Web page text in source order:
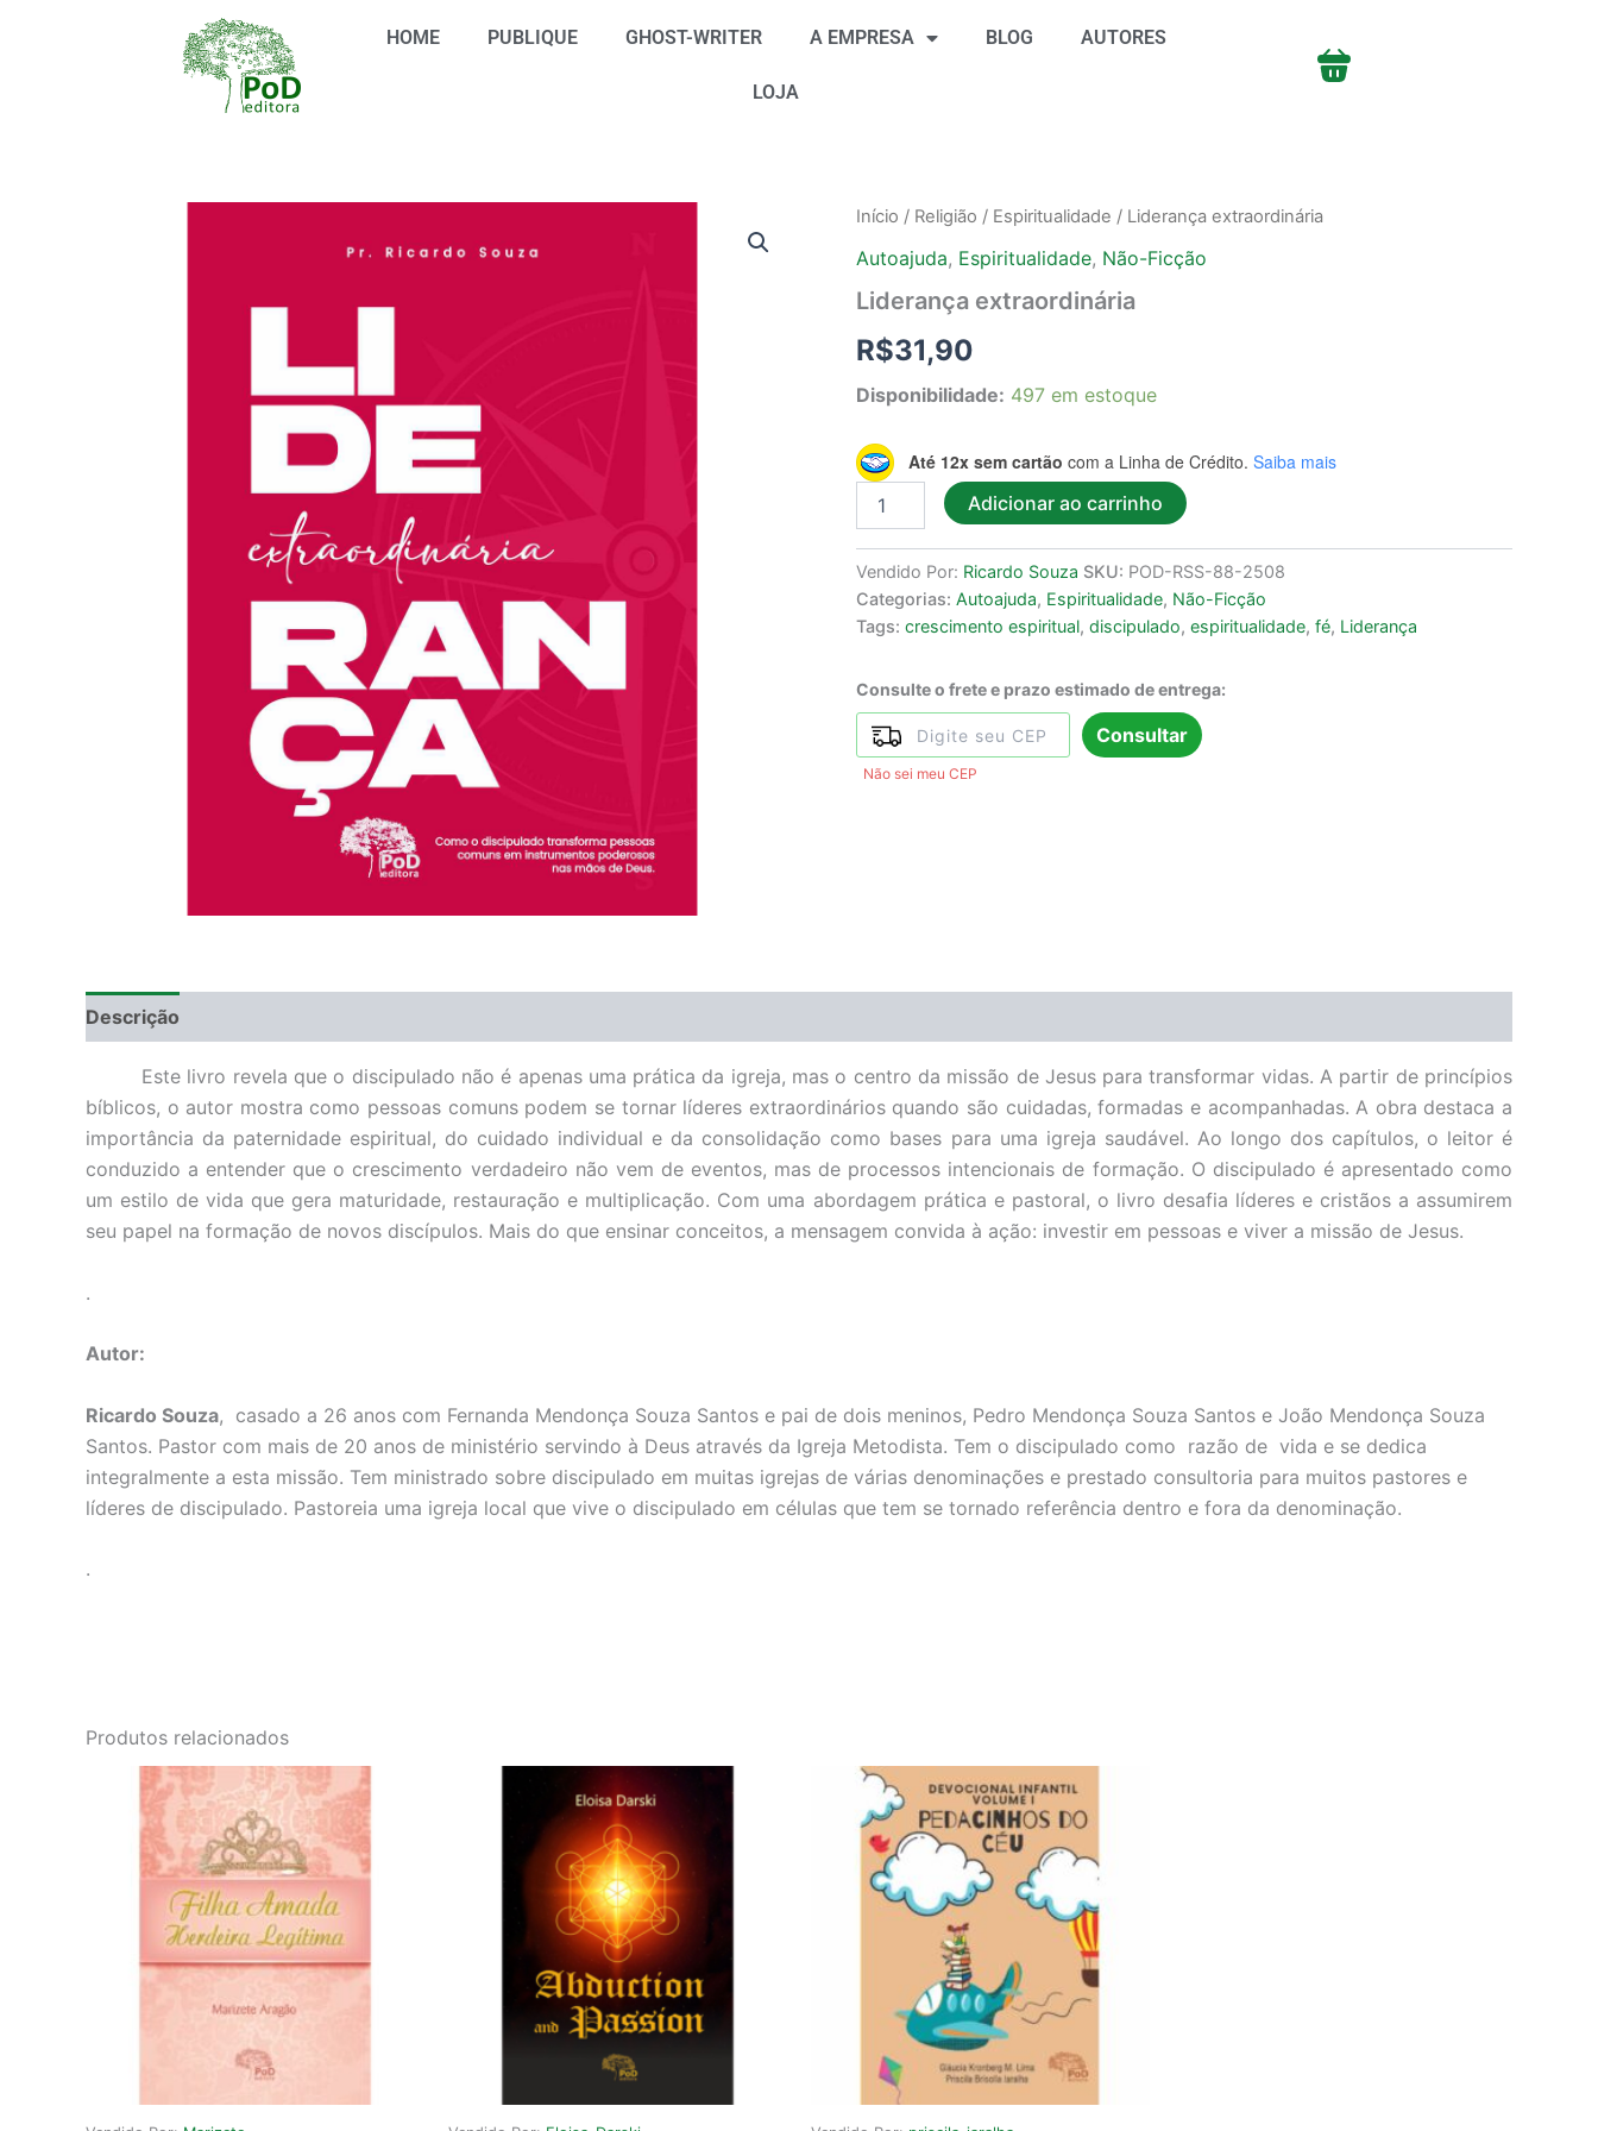
HOME PUBLIQUE GHOST-WRITER A EMPRESA BLOG AUTORES
LOJA
Início / Religião / Espiritualidade / Liderança extraordinária
Autoajuda, Espiritualidade, Não-Ficção
Liderança extraordinária
R$31,90
Disponibilidade: 497 em estoque
Até 12x sem cartão com a Linha de Crédito. Saiba mais
Liderança
quantidade
Adicionar ao carrinho
Vendido Por: Ricardo Souza SKU: POD-RSS-88-2508
Categorias: Autoajuda, Espiritualidade, Não-Ficção
Tags: crescimento espiritual, discipulado, espiritualidade, fé, Liderança
Consulte o frete e prazo estimado de entrega:
Consultar
Não sei meu CEP
Descrição
Este livro revela que o discipulado não é apenas uma prática da igreja, mas o centro da missão de Jesus para transformar vidas. A partir de princípios
bíblicos, o autor mostra como pessoas comuns podem se tornar líderes extraordinários quando são cuidadas, formadas e acompanhadas. A obra destaca a
importância da paternidade espiritual, do cuidado individual e da consolidação como bases para uma igreja saudável. Ao longo dos capítulos, o leitor é
conduzido a entender que o crescimento verdadeiro não vem de eventos, mas de processos intencionais de formação. O discipulado é apresentado como
um estilo de vida que gera maturidade, restauração e multiplicação. Com uma abordagem prática e pastoral, o livro desafia líderes e cristãos a assumirem
seu papel na formação de novos discípulos. Mais do que ensinar conceitos, a mensagem convida à ação: investir em pessoas e viver a missão de Jesus.
.
Autor:
Ricardo Souza, casado a 26 anos com Fernanda Mendonça Souza Santos e pai de dois meninos, Pedro Mendonça Souza Santos e João Mendonça Souza
Santos. Pastor com mais de 20 anos de ministério servindo à Deus através da Igreja Metodista. Tem o discipulado como razão de vida e se dedica
integralmente a esta missão. Tem ministrado sobre discipulado em muitas igrejas de várias denominações e prestado consultoria para muitos pastores e
líderes de discipulado. Pastoreia uma igreja local que vive o discipulado em células que tem se tornado referência dentro e fora da denominação.
.
Produtos relacionados